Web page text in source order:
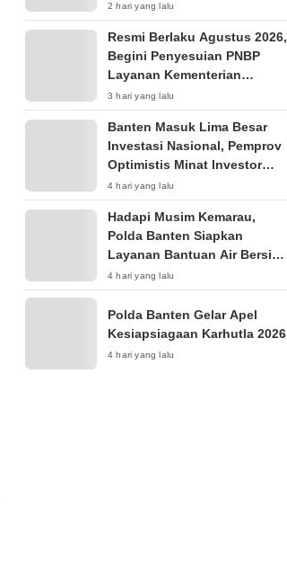
2 hari yang lalu
Resmi Berlaku Agustus 2026,
Begini Penyesuian PNBP
Layanan Kementerian
Hukum
3 hari yang lalu
Banten Masuk Lima Besar
Investasi Nasional, Pemprov
Optimistis Minat Investor
Terus Tumbuh
4 hari yang lalu
Hadapi Musim Kemarau,
Polda Banten Siapkan
Layanan Bantuan Air Bersih
Melalui 110
4 hari yang lalu
Polda Banten Gelar Apel
Kesiapsiagaan Karhutla 2026
4 hari yang lalu